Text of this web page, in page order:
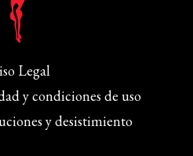
Legal
y condiciones de uso
y desistimiento